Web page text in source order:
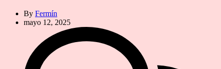
By Fermín
mayo 12, 2025